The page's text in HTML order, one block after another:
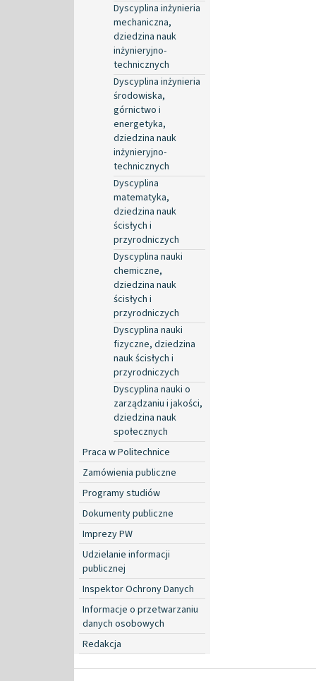
Dyscyplina inżynieria
mechaniczna,
dziedzina nauk
inżynieryjno-
technicznych
Dyscyplina inżynieria
środowiska,
górnictwo i
energetyka,
dziedzina nauk
inżynieryjno-
technicznych
Dyscyplina
matematyka,
dziedzina nauk
ścisłych i
przyrodniczych
Dyscyplina nauki
chemiczne,
dziedzina nauk
ścisłych i
przyrodniczych
Dyscyplina nauki
fizyczne, dziedzina
nauk ścisłych i
przyrodniczych
Dyscyplina nauki o
zarządzaniu i jakości,
dziedzina nauk
społecznych
Praca w Politechnice
Zamówienia publiczne
Programy studiów
Dokumenty publiczne
Imprezy PW
Udzielanie informacji
publicznej
Inspektor Ochrony Danych
Informacje o przetwarzaniu
danych osobowych
Redakcja